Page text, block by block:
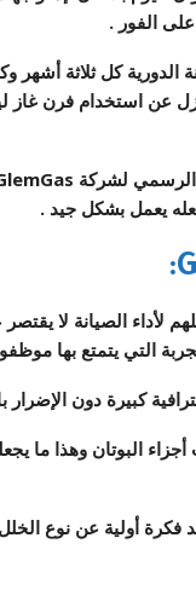
الفور .
كل ثلاثة أشهر
عن استخدام فرن غاز
الرسمي لشركة
يعمل بشكل جيد .
لأداء الصيانة لا
التي يتمتع بها
البوتان وهذا ما
فكرة أولية عن نوع